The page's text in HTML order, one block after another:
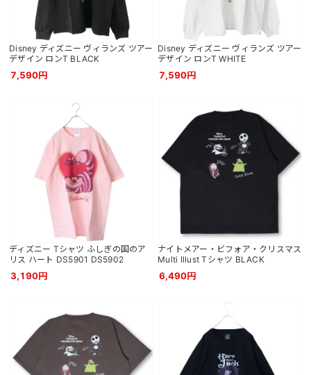
Disney ディズニー ヴィランズ ツアー
デザイン ロンT BLACK
7,590円
Disney ディズニー ヴィランズ ツアー
デザイン ロンT WHITE
7,590円
ディズニー Tシャツ ふしぎの国のア
リス ハート DS5901 DS5902
3,190円
ナイトメアー・ビフォア・クリスマス
Multi Illust Tシャツ BLACK
6,490円